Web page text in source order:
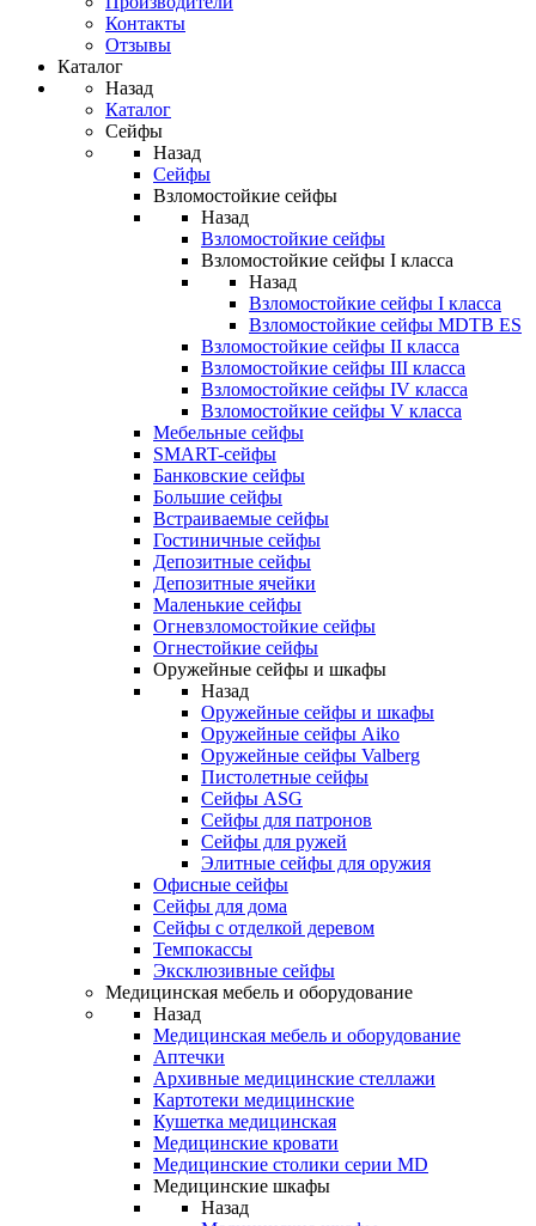
Контакты
Отзывы
Каталог
Назад
Каталог
Сейфы
Назад
Сейфы
Взломостойкие сейфы
Назад
Взломостойкие сейфы
Взломостойкие сейфы I класса
Назад
Взломостойкие сейфы I класса
Взломостойкие сейфы MDTB ES
Взломостойкие сейфы II класса
Взломостойкие сейфы III класса
Взломостойкие сейфы IV класса
Взломостойкие сейфы V класса
Мебельные сейфы
SMART-сейфы
Банковские сейфы
Большие сейфы
Встраиваемые сейфы
Гостиничные сейфы
Депозитные сейфы
Депозитные ячейки
Маленькие сейфы
Огневзломостойкие сейфы
Огнестойкие сейфы
Оружейные сейфы и шкафы
Назад
Оружейные сейфы и шкафы
Оружейные сейфы Aiko
Оружейные сейфы Valberg
Пистолетные сейфы
Сейфы ASG
Сейфы для патронов
Сейфы для ружей
Элитные сейфы для оружия
Офисные сейфы
Сейфы для дома
Сейфы с отделкой деревом
Темпокассы
Эксклюзивные сейфы
Медицинская мебель и оборудование
Назад
Медицинская мебель и оборудование
Аптечки
Архивные медицинские стеллажи
Картотеки медицинские
Кушетка медицинская
Медицинские кровати
Медицинские столики серии MD
Медицинские шкафы
Назад